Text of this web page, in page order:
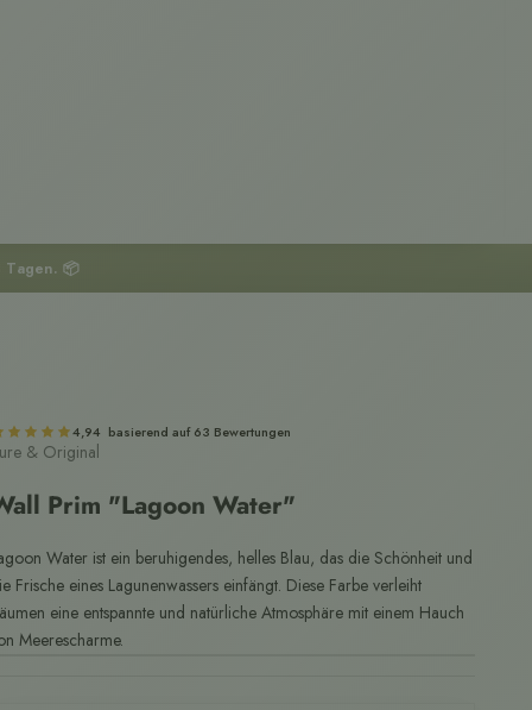
Tagen. 📦
4,94 basierend auf 63 Bewertungen
& Original
Prim "Lagoon Water"
Water ist ein beruhigendes, helles Blau, das die Schönheit und
Frische eines Lagunenwassers einfängt. Diese Farbe verleiht
eine entspannte und natürliche Atmosphäre mit einem Hauch
Meerescharme.